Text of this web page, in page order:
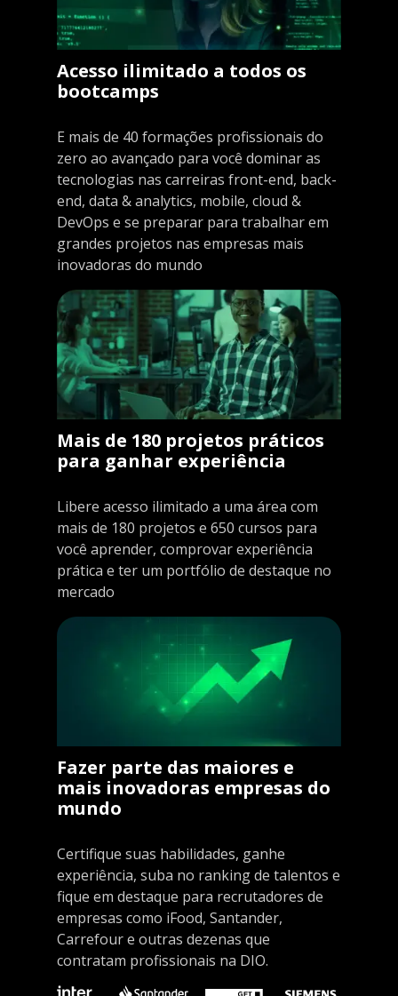
Acesso ilimitado a todos os
bootcamps
E mais de 40 formações profissionais do
zero ao avançado para você dominar as
tecnologias nas carreiras front-end, back-
end, data & analytics, mobile, cloud &
DevOps e se preparar para trabalhar em
grandes projetos nas empresas mais
inovadoras do mundo
Mais de 180 projetos práticos
para ganhar experiência
Libere acesso ilimitado a uma área com
mais de 180 projetos e 650 cursos para
você aprender, comprovar experiência
prática e ter um portfólio de destaque no
mercado
Fazer parte das maiores e
mais inovadoras empresas do
mundo
Certifique suas habilidades, ganhe
experiência, suba no ranking de talentos e
fique em destaque para recrutadores de
empresas como iFood, Santander,
Carrefour e outras dezenas que
contratam profissionais na DIO.